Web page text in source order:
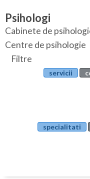
Bihor
Bistrita-Nasaud
Botosani
Bucuresti
Specialitati
Servicii
Articole
Evenimente
Psihologi
Cabinete de
Centre de psihologie
Filtre
servicii
specialitati